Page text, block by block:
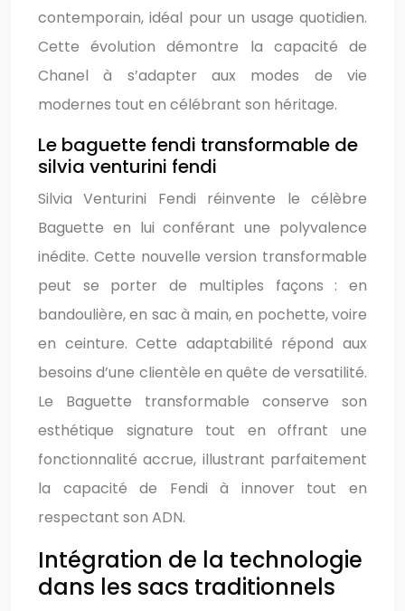
contemporain, idéal pour un usage quotidien.
Cette évolution démontre la capacité de
Chanel à s’adapter aux modes de vie
modernes tout en célébrant son héritage.
Le baguette fendi transformable de
silvia venturini fendi
Silvia Venturini Fendi réinvente le célèbre
Baguette en lui conférant une polyvalence
inédite. Cette nouvelle version transformable
peut se porter de multiples façons : en
bandoulière, en sac à main, en pochette, voire
en ceinture. Cette adaptabilité répond aux
besoins d’une clientèle en quête de versatilité.
Le Baguette transformable conserve son
esthétique signature tout en offrant une
fonctionnalité accrue, illustrant parfaitement
la capacité de Fendi à innover tout en
respectant son ADN.
Intégration de la technologie
dans les sacs traditionnels